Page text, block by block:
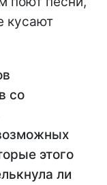
кусают
со
этого
ли